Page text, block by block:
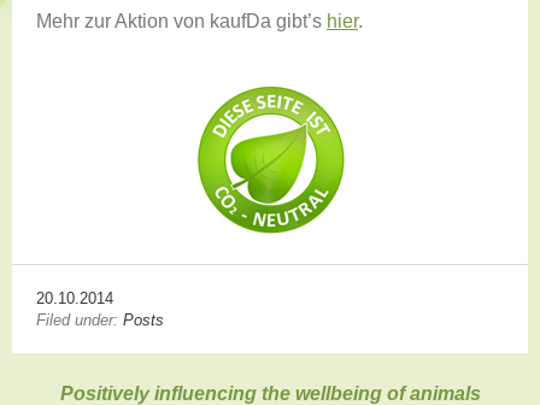
Mehr zur Aktion von kaufDa gibt’s hier.
20.10.2014
Filed under: Posts
Positively influencing the wellbeing of animals